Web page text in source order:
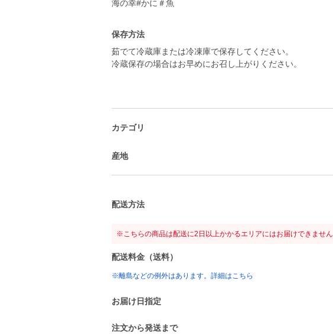
海の幸#かに＃魚
保存方法
茹でて冷蔵庫または冷凍庫で保存してください。
冷蔵保存の場合はお早めにお召し上がりください。
カテゴリ
産地
配送方法
※こちらの商品は配送に2日以上かかるエリアにはお届けできません
配送料金（送料）
※離島などの例外はあります。詳細はこちら
お届け日指定
注文から発送まで